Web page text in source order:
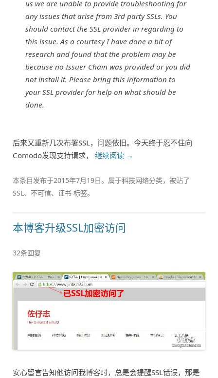
us we are unable to provide troubleshooting for
any issues that arise from 3rd party SSLs. You
should contact the SSL provider in regarding to
this issue. As a courtesy I have done a bit of
research and found that the problem may be
because no Issuer Chain was provided or you did
not install it. Please bring this information to
your SSL provider for help on what should be
done.
后来又重新几次布署SSL，问题依旧。今天终于忍不住向
Comodo发现支持请求，继续阅读 →
本条目发布于2015年7月19日。属于科技网络分类，被贴了
SSL、 不可信、证书 标签。
本博客升级SSL加密访问
32条回复
安心留言告知他访问我博客时，总是会提醒SSL错误，那是